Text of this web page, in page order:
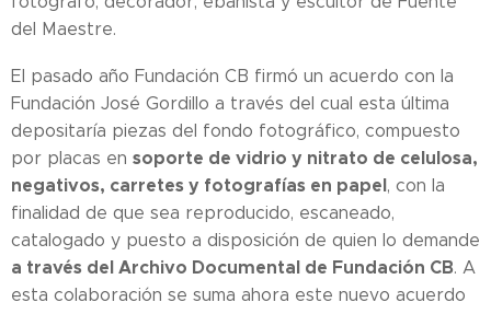
del Maestre.
El pasado año Fundación CB firmó un acuerdo con la
Fundación José Gordillo a través del cual esta última
depositaría piezas del fondo fotográfico, compuesto
por placas en soporte de vidrio y nitrato de celulosa,
negativos, carretes y fotografías en papel, con la
finalidad de que sea reproducido, escaneado,
catalogado y puesto a disposición de quien lo demande
a través del Archivo Documental de Fundación CB. A
esta colaboración se suma ahora este nuevo acuerdo